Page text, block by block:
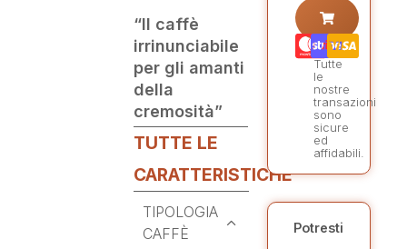
“Il caffè
irrinunciabile
per gli amanti
della
cremosità”
TUTTE LE
CARATTERISTICHE
TIPOLOGIA
CAFFÈ
Tutte
le
nostre
transazioni
sono
sicure
ed
affidabili.
Potresti